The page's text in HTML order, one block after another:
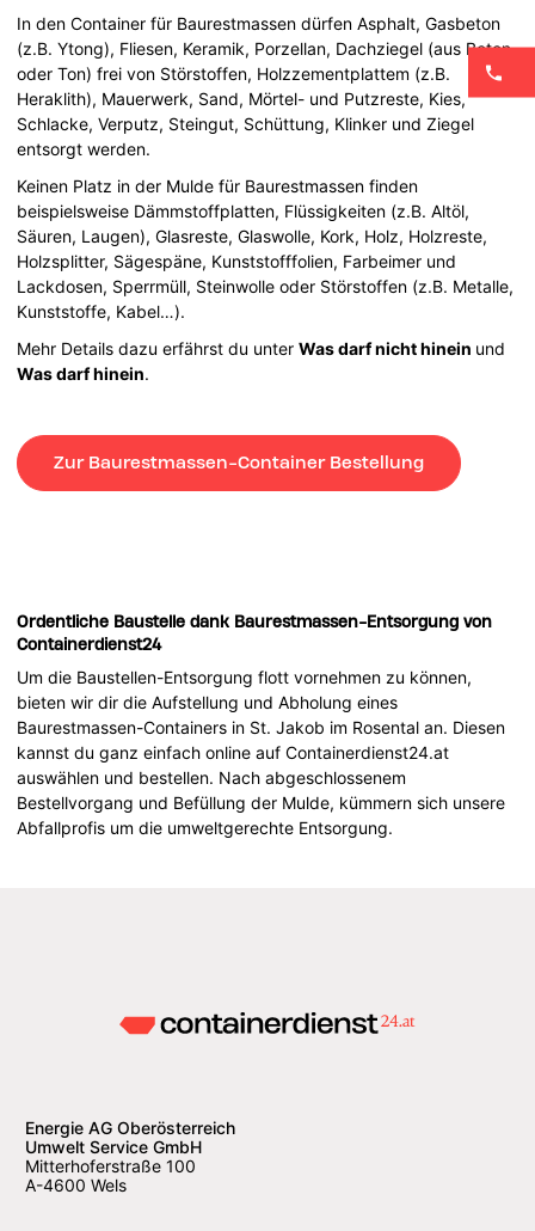
In den Container für Baurestmassen dürfen Asphalt, Gasbeton
(z.B. Ytong), Fliesen, Keramik, Porzellan, Dachziegel (aus Beton
oder Ton) frei von Störstoffen, Holzzementplattem (z.B.
Heraklith), Mauerwerk, Sand, Mörtel- und Putzreste, Kies,
Schlacke, Verputz, Steingut, Schüttung, Klinker und Ziegel
entsorgt werden.
Keinen Platz in der Mulde für Baurestmassen finden
beispielsweise Dämmstoffplatten, Flüssigkeiten (z.B. Altöl,
Säuren, Laugen), Glasreste, Glaswolle, Kork, Holz, Holzreste,
Holzsplitter, Sägespäne, Kunststofffolien, Farbeimer und
Lackdosen, Sperrmüll, Steinwolle oder Störstoffen (z.B. Metalle,
Kunststoffe, Kabel…).
Mehr Details dazu erfährst du unterWas darf nicht hinein und
Was darf hinein.
Zur Baurestmassen-Container Bestellung
Ordentliche Baustelle dank Baurestmassen-Entsorgung von
Containerdienst24
Um die Baustellen-Entsorgung flott vornehmen zu können,
bieten wir dir die Aufstellung und Abholung eines
Baurestmassen-Containers in St. Jakob im Rosental an. Diesen
kannst du ganz einfach online auf Containerdienst24.at
auswählen und bestellen. Nach abgeschlossenem
Bestellvorgang und Befüllung der Mulde, kümmern sich unsere
Abfallprofis um die umweltgerechte Entsorgung.
Energie AG Oberösterreich
Umwelt Service GmbH
Mitterhoferstraße 100
A-4600 Wels